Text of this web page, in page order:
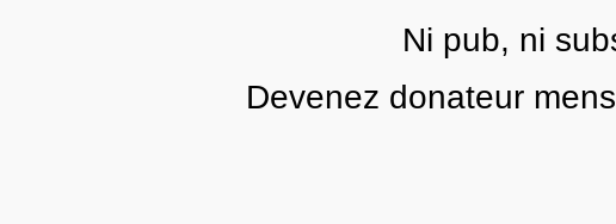
Ni pub, ni
Devenez donateur